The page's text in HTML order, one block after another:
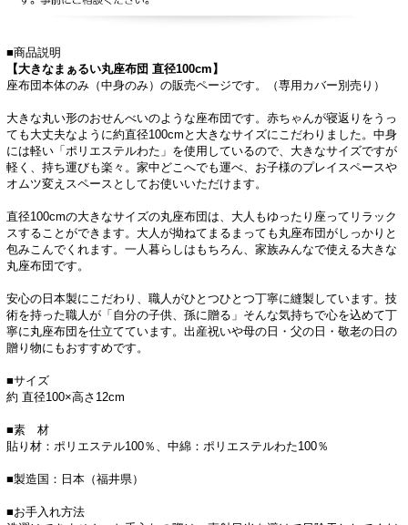
■商品説明
【大きなまぁるい丸座布団 直径100cm】
座布団本体のみ（中身のみ）の販売ページです。（専用カバー別売り）
大きな丸い形のおせんべいのような座布団です。赤ちゃんが寝返りをうっ
ても大丈夫なように約直径100cmと大きなサイズにこだわりました。中身
には軽い「ポリエステルわた」を使用しているので、大きなサイズですが
軽く、持ち運びも楽々。家中どこへでも運べ、お子様のプレイスペースや
オムツ変えスペースとしてお使いいただけます。
直径100cmの大きなサイズの丸座布団は、大人もゆったり座ってリラック
スすることができます。大人が拗ねてまるまっても丸座布団がしっかりと
包みこんでくれます。一人暮らしはもちろん、家族みんなで使える大きな
丸座布団です。
安心の日本製にこだわり、職人がひとつひとつ丁寧に縫製しています。技
術を持った職人が「自分の子供、孫に贈る」そんな気持ちで心を込めて丁
寧に丸座布団を仕立てています。出産祝いや母の日・父の日・敬老の日の
贈り物にもおすすめです。
■サイズ
約 直径100×高さ12cm
■素 材
貼り材：ポリエステル100％、中綿：ポリエステルわた100％
■製造国：日本（福井県）
■お手入れ方法